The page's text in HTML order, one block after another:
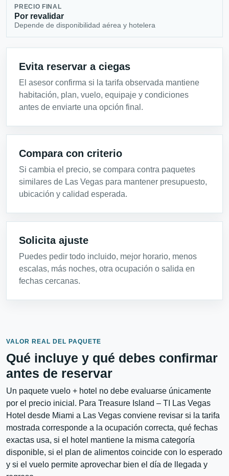
PRECIO FINAL
Por revalidar
Depende de disponibilidad aérea y hotelera
Evita reservar a ciegas
El asesor confirma si la tarifa observada mantiene
habitación, plan, vuelo, equipaje y condiciones
antes de enviarte una opción final.
Compara con criterio
Si cambia el precio, se compara contra paquetes
similares de Las Vegas para mantener presupuesto,
ubicación y calidad esperada.
Solicita ajuste
Puedes pedir todo incluido, mejor horario, menos
escalas, más noches, otra ocupación o salida en
fechas cercanas.
VALOR REAL DEL PAQUETE
Qué incluye y qué debes confirmar
antes de reservar
Un paquete vuelo + hotel no debe evaluarse únicamente
por el precio inicial. Para Treasure Island – TI Las Vegas
Hotel desde Miami a Las Vegas conviene revisar si la tarifa
mostrada corresponde a la ocupación correcta, qué fechas
exactas usa, si el hotel mantiene la misma categoría
disponible, si el plan de alimentos coincide con lo esperado
y si el vuelo permite aprovechar bien el día de llegada y